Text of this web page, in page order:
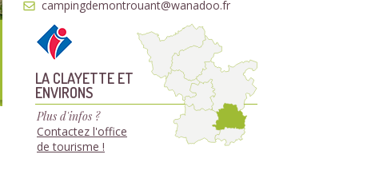
campingdemontrouant@wanadoo.fr
LA CLAYETTE ET
ENVIRONS
Plus d'infos ?
Contactez l'office
de tourisme !